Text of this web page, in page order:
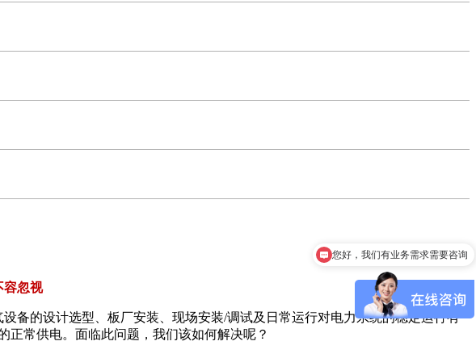
容忽视
备的设计选型、板厂安装、现场安装/调试及日常运行对电力系统的稳定运行有
正常供电。面临此问题，我们该如何解决呢？
您好，我们有业务需求需要咨询